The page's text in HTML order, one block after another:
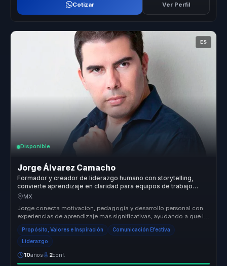
Cotizar Ver Perfil
ES
Disponible
Jorge Álvarez Camacho
Formador y creador de liderazgo humano con storytelling,
convierte aprendizaje en claridad para equipos de trabajo
reales.
MX
Jorge conecta motivacion, pedagogia y desarrollo personal con
experiencias de aprendizaje mas significativas, ayudando a que la
audiencia...
Propósito, Valores e Inspiración Comunicación Efectiva
Liderazgo
10años 2conf.